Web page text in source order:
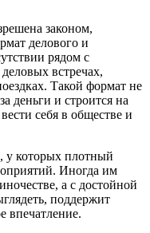
законом,
делового и
рядом с
встречах,
Такой формат не
деньги и строится на
себя в обществе и
у которых плотный
Иногда им
а с достойной
поддержит
впечатление.